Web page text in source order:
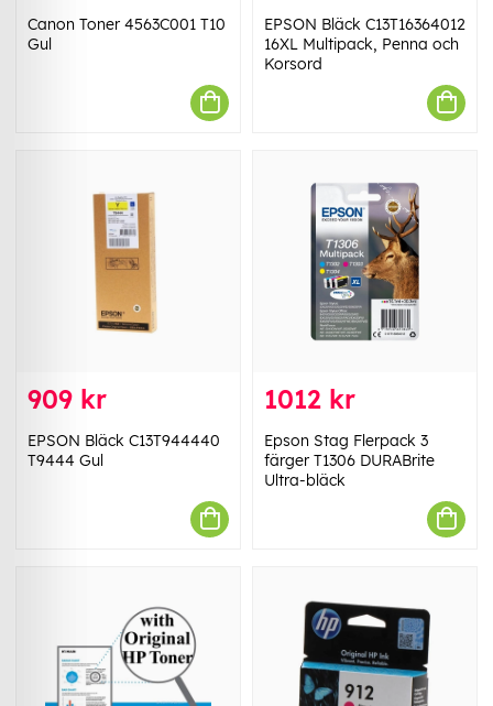
Canon Toner 4563C001 T10
Gul
EPSON Bläck C13T16364012
16XL Multipack, Penna och
Korsord
909 kr
EPSON Bläck C13T944440
T9444 Gul
1012 kr
Epson Stag Flerpack 3
färger T1306 DURABrite
Ultra-bläck